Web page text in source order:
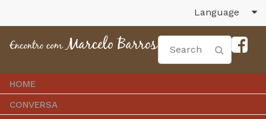
Language
HOME
CONVERSA